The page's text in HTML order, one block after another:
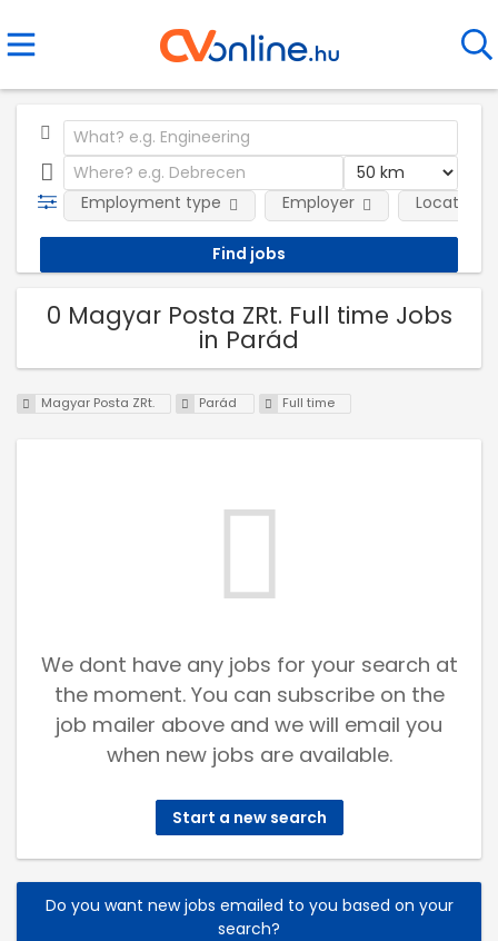
Employment type Employer Location
0 Magyar Posta ZRt. Full time Jobs
in Parád
Magyar Posta ZRt. Parád Full time
We dont have any jobs for your search at
the moment. You can subscribe on the
job mailer above and we will email you
when new jobs are available.
Start a new search
Do you want new jobs emailed to you based on your
search?